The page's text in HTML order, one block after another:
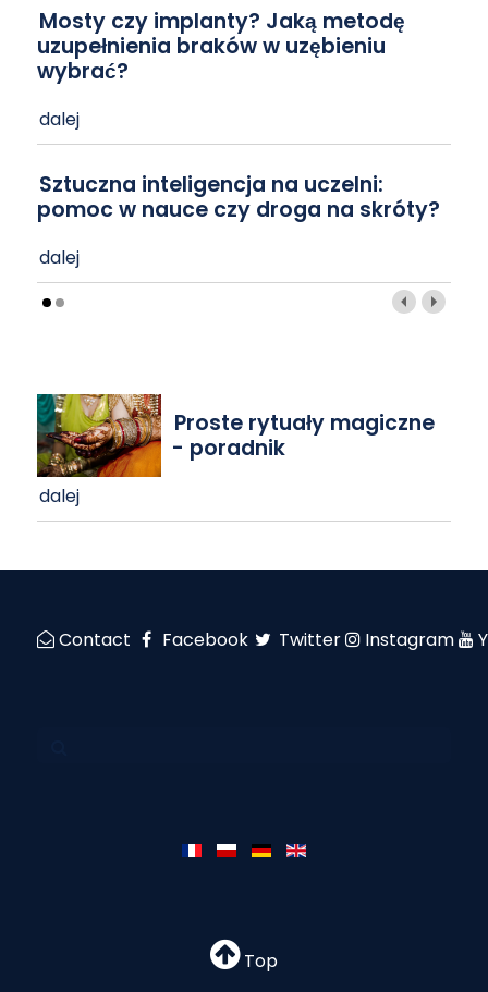
Mosty czy implanty? Jaką metodę
uzupełnienia braków w uzębieniu
wybrać?
dalej
Sztuczna inteligencja na uczelni:
pomoc w nauce czy droga na skróty?
dalej
Proste rytuały magiczne
- poradnik
dalej
Contact Facebook Twitter Instagram
Top